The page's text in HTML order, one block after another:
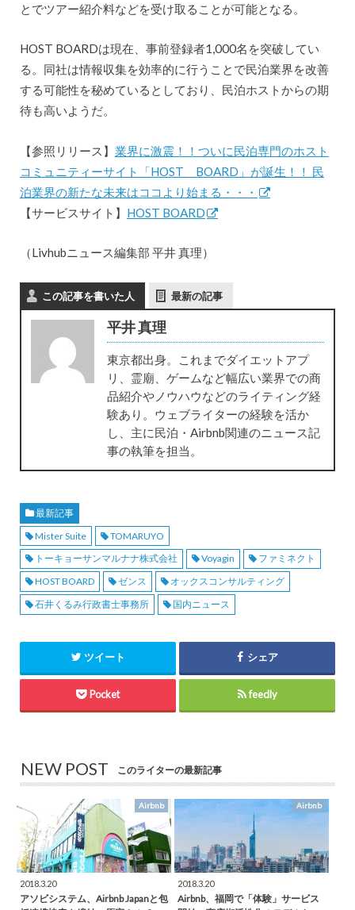
とでツアー紹介料などを受け取ることが可能となる。
HOST BOARDは現在、事前登録者1,000名を突破してい
る。同社は情報収集を効率的に行うことで民泊業界を改善
する可能性を秘めているとしており、民泊ホストからの期
待も高いようだ。
【参照リリース】 業界に激震！！ついに民泊専門のホスト
コミュニティーサイト「HOST BOARD」が誕生！！ 民
泊業界の新たな未来はココより始まる・・・
【サービスサイト】 HOST BOARD
（Livhubニュース編集部 平井 真理）
この記事を書いた人 最新の記事
平井 真理
東京都出身。これまでダイエットアプ
リ、霊廟、ゲームなど幅広い業界での商
品紹介やノウハウなどのライティング経
験あり。ウェブライターの経験を活か
し、主に民泊・Airbnb関連のニュース記
事の執筆を担当。
最新記事
Mister Suite
TOMARUYO
トーキョーサンマルナナ株式会社
Voyagin
ファミネクト
HOST BOARD
ゼンス
オックスコンサルティング
石井くるみ行政書士事務所
国内ニュース
ツイート シェア
Pocket feedly
NEW POST このライターの最新記事
Airbnb
2018.3.20
アソビシステム、Airbnb Japanと包
Airbnb
2018.3.20
Airbnb、福岡で「体験」サービス